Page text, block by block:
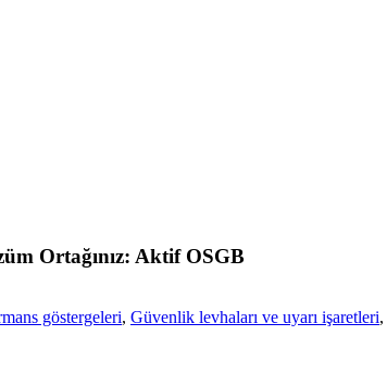
Ortağınız: Aktif OSGB
göstergeleri, Güvenlik levhaları ve uyarı işaretleri,